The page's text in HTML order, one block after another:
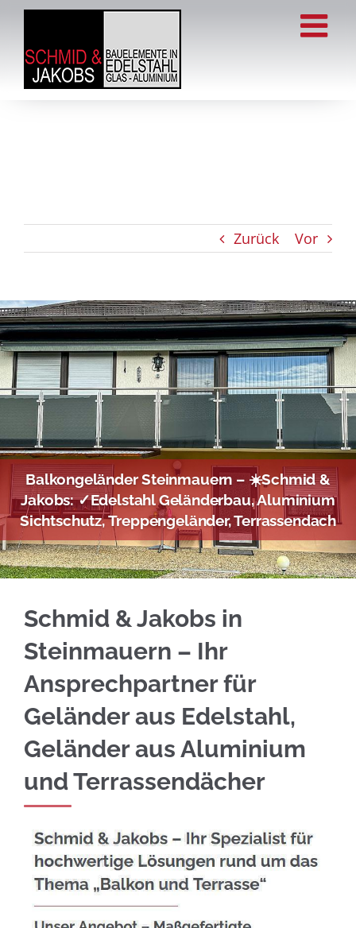
Zum
springen
Zurück Vor
Balkongeländer Steinmauern – ☀️Schmid &
Jakobs: ✓Edelstahl Geländerbau, Aluminium
Sichtschutz, Treppengeländer, Terrassendach
Schmid & Jakobs in
Steinmauern – Ihr
Ansprechpartner für
Geländer aus Edelstahl,
Geländer aus Aluminium
und Terrassendächer